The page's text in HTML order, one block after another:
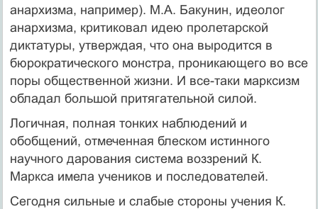
анархизма, например). М.А. Бакунин, идеолог
анархизма, критиковал идею пролетарской
диктатуры, утверждая, что она выродится в
бюрократического монстра, проникающего во все
поры общественной жизни. И все-таки марксизм
обладал большой притягательной силой.
Логичная, полная тонких наблюдений и
обобщений, отмеченная блеском истинного
научного дарования система воззрений К.
Маркса имела учеников и последователей.
Сегодня сильные и слабые стороны учения К.